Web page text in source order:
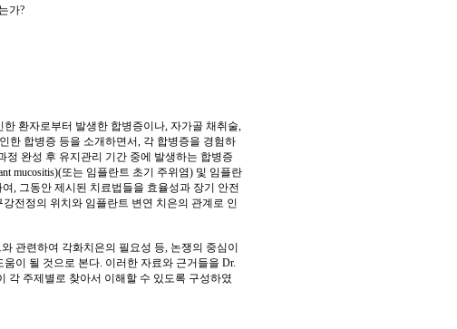
가?
환자로부터 발생한 합병증이나, 자가골 채취술,
한 합병증 등을 소개하면서, 각 합병증을 경험하
완성 후 유지관리 기간 중에 발생하는 합병증
mucositis)(또는 임플란트 초기 주위염) 및 임플란
, 그동안 제시된 치료법들을 효율성과 장기 안전
전정의 위치와 임플란트 변연 치은의 관계로 인
관련하여 각화치은의 필요성 등, 논쟁의 중심이
이 될 것으로 본다. 이러한 자료와 근거들을 Dr.
각 주제별로 찾아서 이해할 수 있도록 구성하였